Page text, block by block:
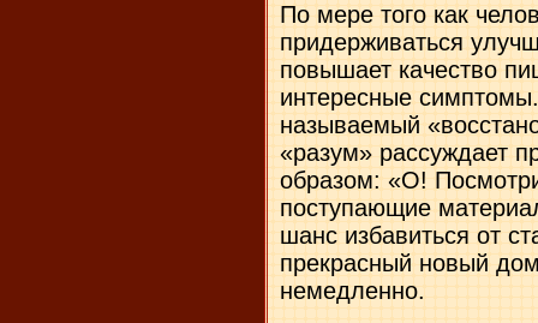
По мере того как
придерживаться
повышает качество
интересные
называемый
«разум» рассуждает
образом: «О!
поступающие
шанс избавиться от
прекрасный новый
немедленно.